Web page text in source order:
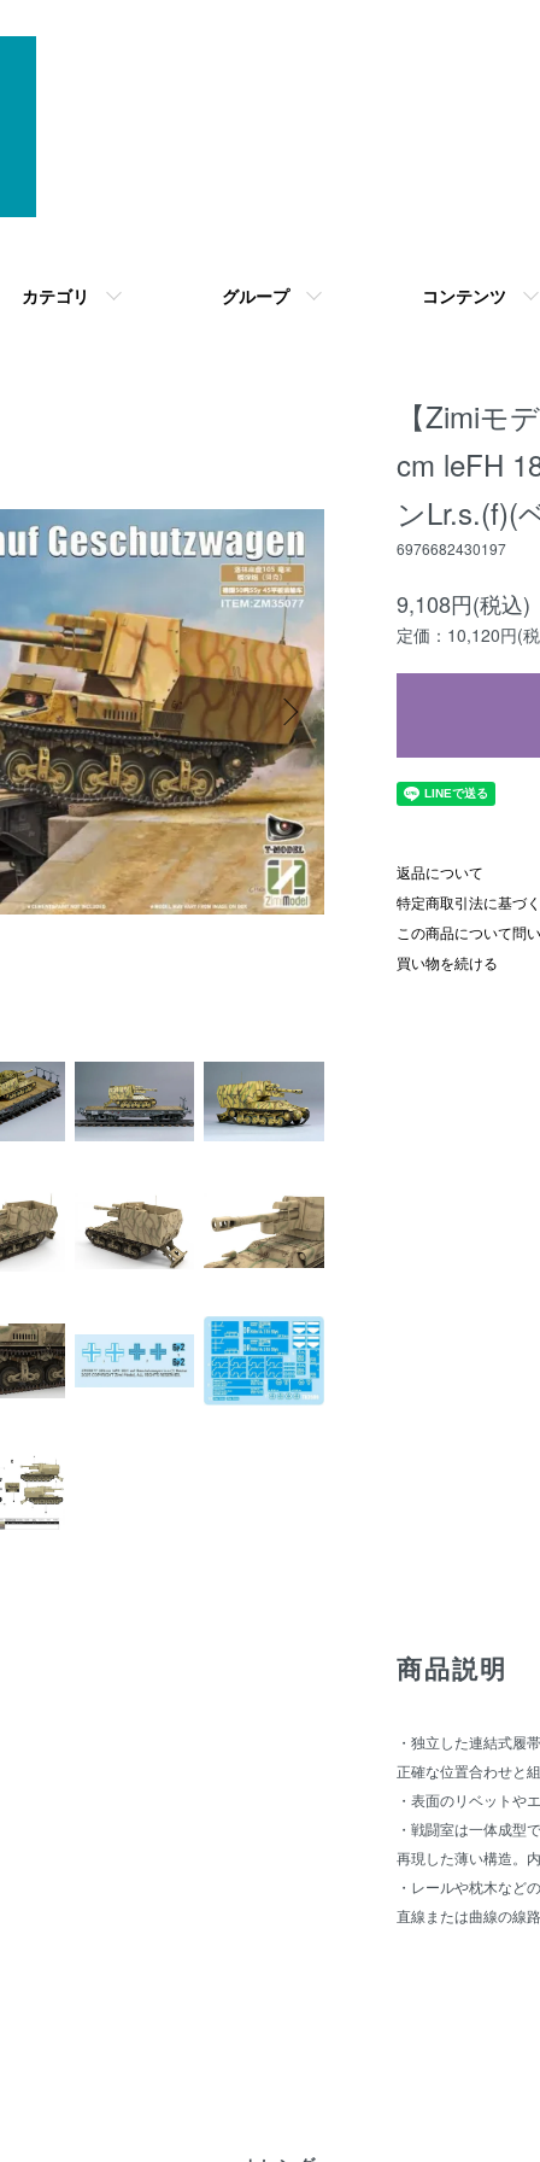
カテゴリ グループ コンテンツ
【Zimiモ
cm leFH
ンLr.s.(f)(
6976682430197
9,108円(税込)
定価：10,120円(
返品について
特定商取引法に基づ
この商品について問
買い物を続ける
商品説明
・独立した連結式履
正確な位置合わせと
・表面のリベットや
・戦闘室は一体成型
再現した薄い構造。
・レールや枕木など
直線または曲線の線